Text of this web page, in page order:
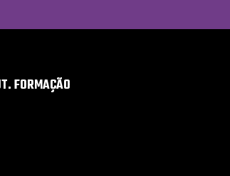
FORMAÇÃO